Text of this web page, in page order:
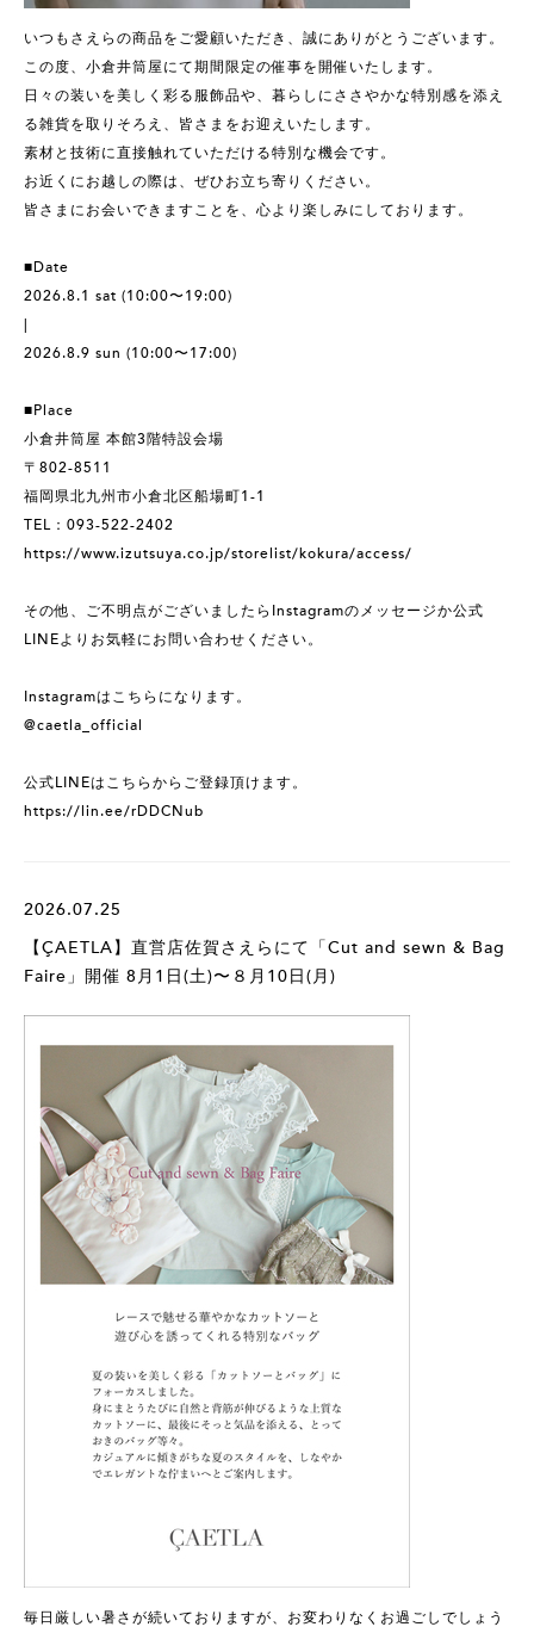
いつもさえらの商品をご愛顧いただき、誠にありがとうございます。
この度、小倉井筒屋にて期間限定の催事を開催いたします。
日々の装いを美しく彩る服飾品や、暮らしにささやかな特別感を添え
る雑貨を取りそろえ、皆さまをお迎えいたします。
素材と技術に直接触れていただける特別な機会です。
お近くにお越しの際は、ぜひお立ち寄りください。
皆さまにお会いできますことを、心より楽しみにしております。
■Date
2026.8.1 sat (10:00〜19:00)
2026.8.9 sun (10:00〜17:00)
■Place
小倉井筒屋 本館3階特設会場
〒802-8511
福岡県北九州市小倉北区船場町1-1
TEL：093-522-2402
https://www.izutsuya.co.jp/storelist/kokura/access/
その他、ご不明点がございましたらInstagramのメッセージか公式
LINEよりお気軽にお問い合わせください。
Instagramはこちらになります。
@caetla_official
公式LINEはこちらからご登録頂けます。
https://lin.ee/rDDCNub
2026.07.25
【ÇAETLA】直営店佐賀さえらにて「Cut and sewn & Bag
Faire」開催 8月1日(土)〜８月10日(月)
毎日厳しい暑さが続いておりますが、お変わりなくお過ごしでしょう